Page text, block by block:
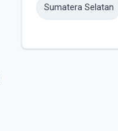
Sumatera Selatan